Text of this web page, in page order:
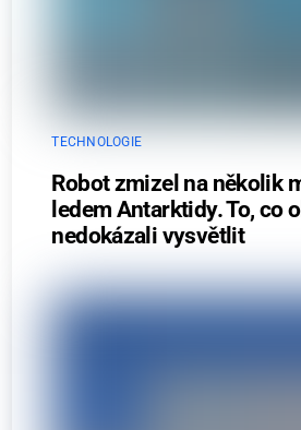
TECHNOLOGIE
Robot zmizel na několik
ledem Antarktidy. To, co
nedokázali vysvětlit